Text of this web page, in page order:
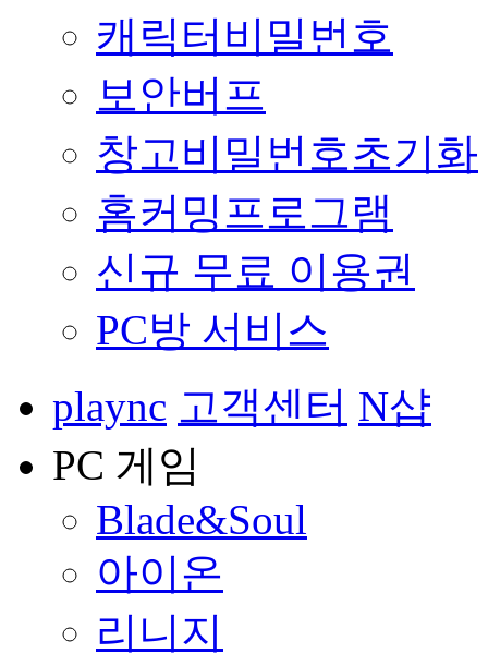
캐릭터비밀번호
보안버프
창고비밀번호초기화
홈커밍프로그램
신규 무료 이용권
PC방 서비스
plaync 고객센터 N샵
PC 게임
Blade&Soul
아이온
리니지